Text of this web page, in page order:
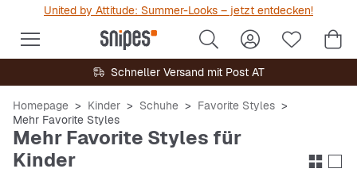
United by Attitude: Summer-Looks – jetzt entdecken!
Schneller Versand mit Post AT
Homepage Kinder Schuhe
Favorite Styles
Mehr Favorite Styles
Mehr Favorite Styles für
Kinder